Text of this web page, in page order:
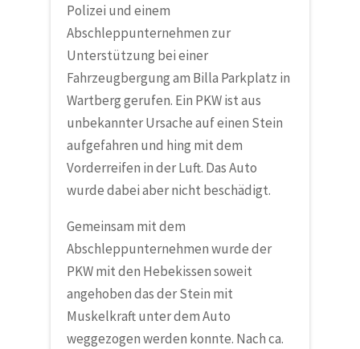
Polizei und einem
Abschleppunternehmen zur
Unterstützung bei einer
Fahrzeugbergung am Billa Parkplatz in
Wartberg gerufen. Ein PKW ist aus
unbekannter Ursache auf einen Stein
aufgefahren und hing mit dem
Vorderreifen in der Luft. Das Auto
wurde dabei aber nicht beschädigt.
Gemeinsam mit dem
Abschleppunternehmen wurde der
PKW mit den Hebekissen soweit
angehoben das der Stein mit
Muskelkraft unter dem Auto
weggezogen werden konnte. Nach ca.